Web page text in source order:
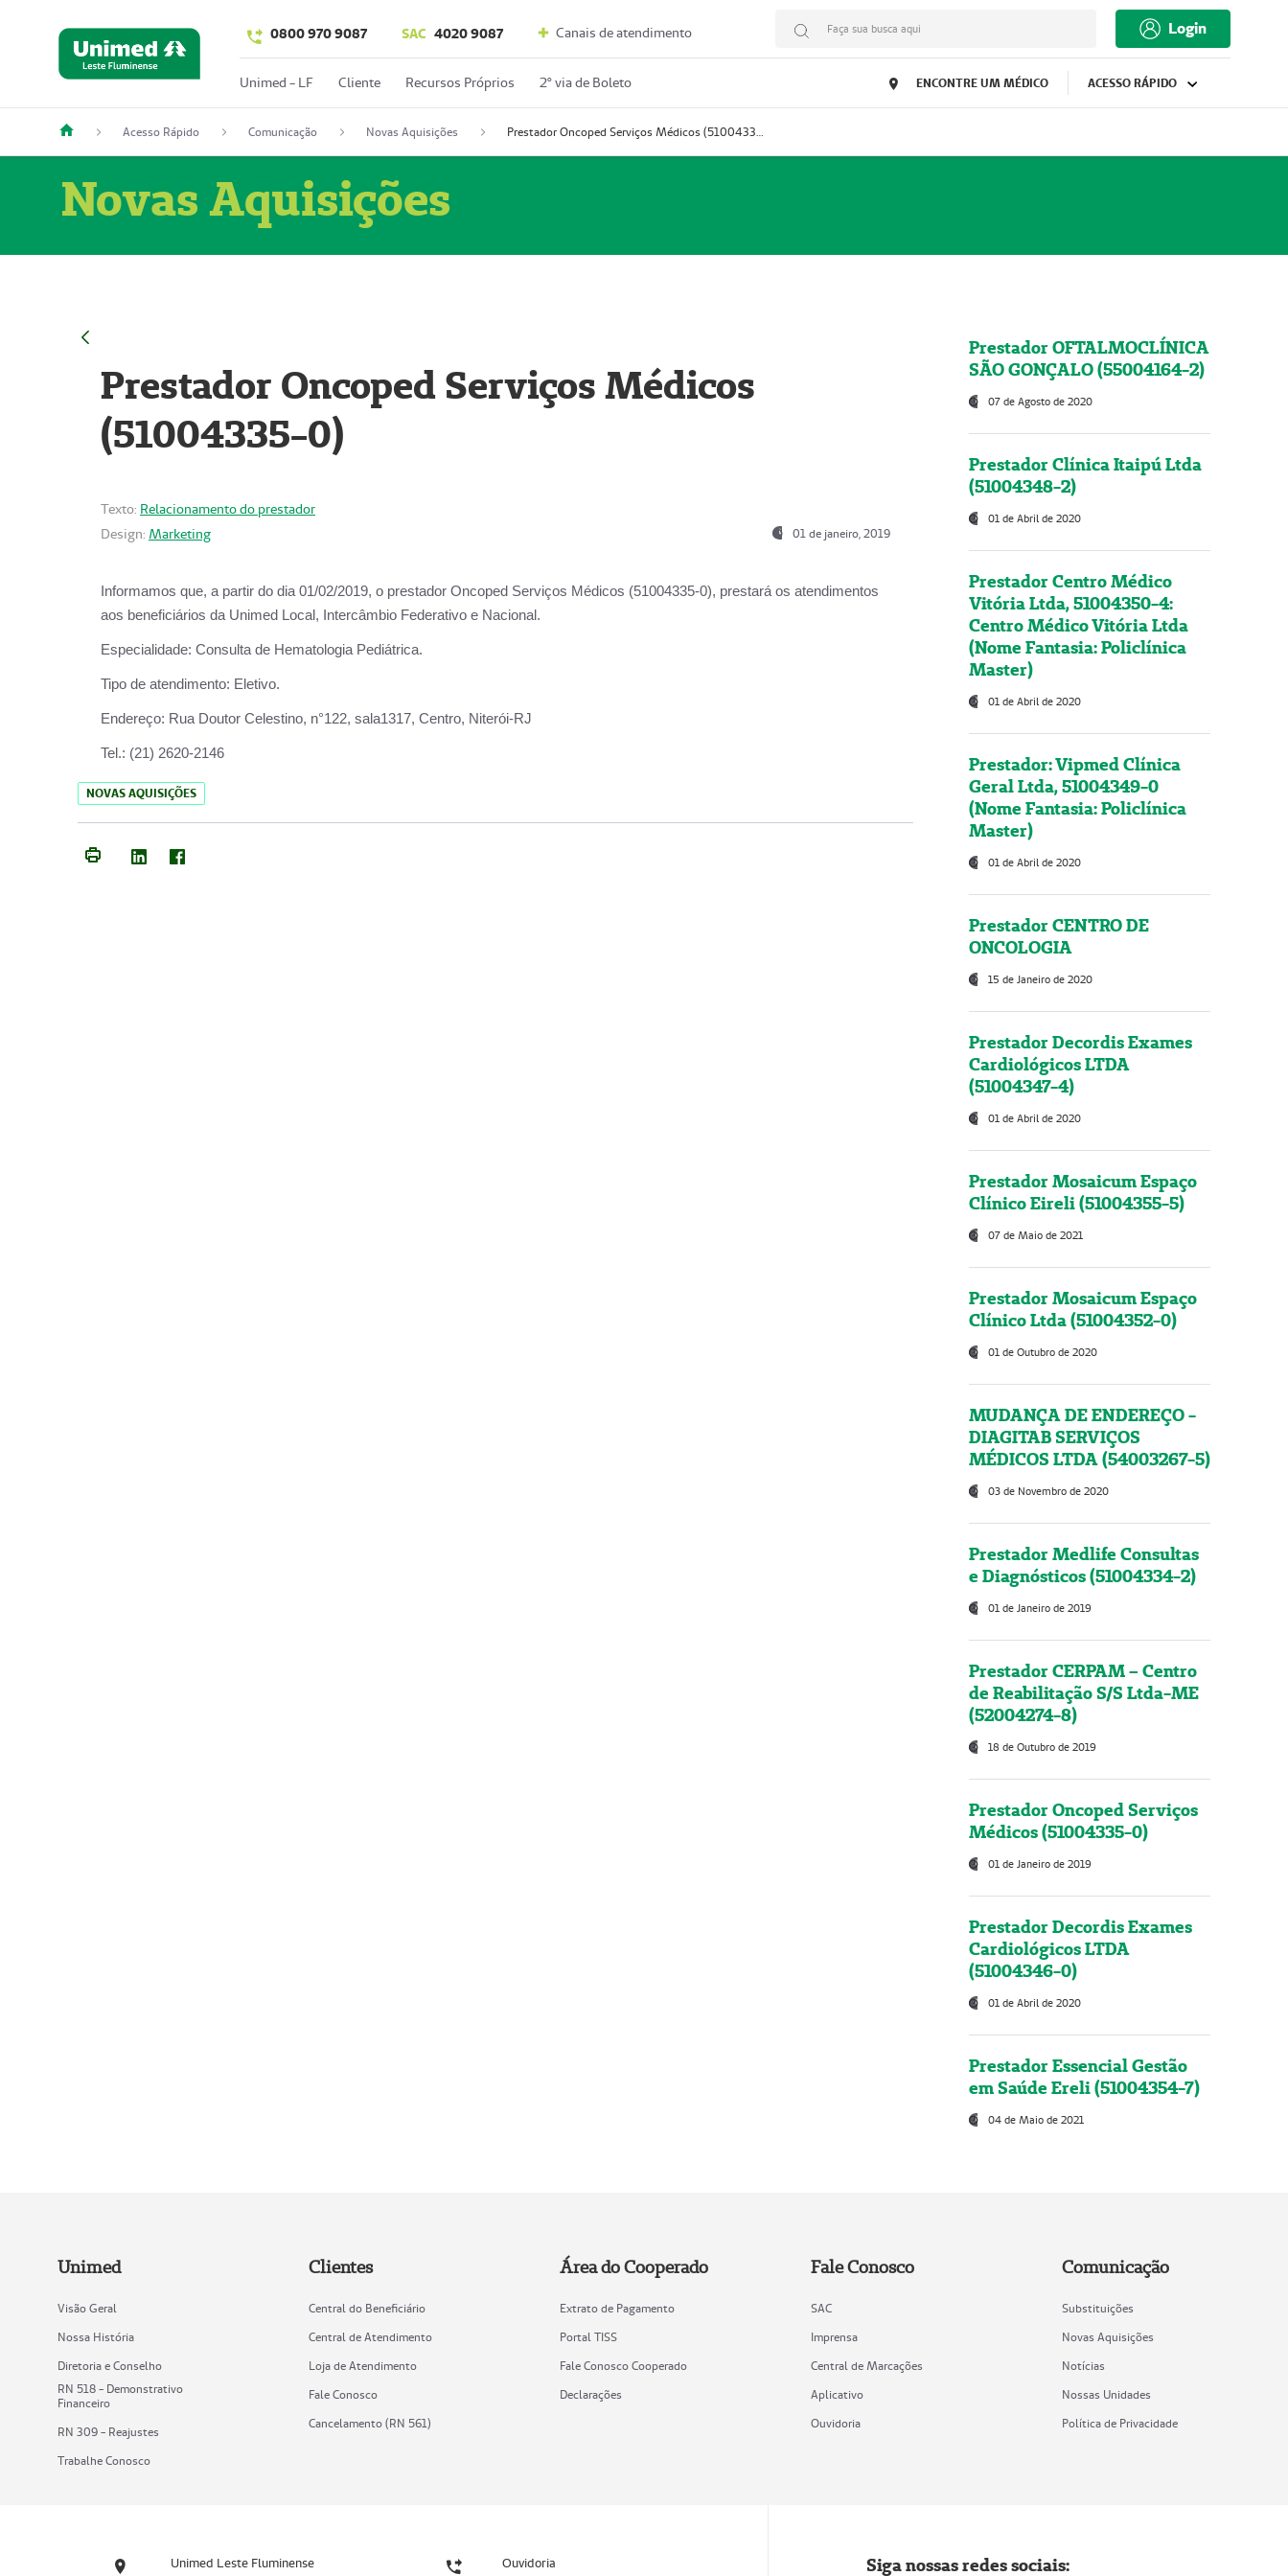
0800 970 9087 SAC 4020 9087 Canais de atendimento Faça sua busca aqui Login
Unimed - LF Cliente Recursos Próprios 2º via de Boleto ENCONTRE UM MÉDICO ACESSO RÁPIDO
Acesso Rápido Comunicação Novas Aquisições Prestador Oncoped Serviços Médicos (51004335-0)
Novas Aquisições
Prestador Oncoped Serviços Médicos
(51004335-0)
Texto: Relacionamento do prestador
Design: Marketing 01 de janeiro, 2019
Informamos que, a partir do dia 01/02/2019, o prestador Oncoped Serviços Médicos (51004335-0), prestará os atendimentos
aos beneficiários da Unimed Local, Intercâmbio Federativo e Nacional.
Especialidade: Consulta de Hematologia Pediátrica.
Tipo de atendimento: Eletivo.
Endereço: Rua Doutor Celestino, n°122, sala1317, Centro, Niterói-RJ
Tel.: (21) 2620-2146
NOVAS AQUISIÇÕES
Prestador OFTALMOCLÍNICA
SÃO GONÇALO (55004164-2)
07 de Agosto de 2020
Prestador Clínica Itaipú Ltda
(51004348-2)
01 de Abril de 2020
Prestador Centro Médico
Vitória Ltda, 51004350-4:
Centro Médico Vitória Ltda
(Nome Fantasia: Policlínica
Master)
01 de Abril de 2020
Prestador: Vipmed Clínica
Geral Ltda, 51004349-0
(Nome Fantasia: Policlínica
Master)
01 de Abril de 2020
Prestador CENTRO DE
ONCOLOGIA
15 de Janeiro de 2020
Prestador Decordis Exames
Cardiológicos LTDA
(51004347-4)
01 de Abril de 2020
Prestador Mosaicum Espaço
Clínico Eireli (51004355-5)
07 de Maio de 2021
Prestador Mosaicum Espaço
Clínico Ltda (51004352-0)
01 de Outubro de 2020
MUDANÇA DE ENDEREÇO -
DIAGITAB SERVIÇOS
MÉDICOS LTDA (54003267-5)
03 de Novembro de 2020
Prestador Medlife Consultas
e Diagnósticos (51004334-2)
01 de Janeiro de 2019
Prestador CERPAM – Centro
de Reabilitação S/S Ltda-ME
(52004274-8)
18 de Outubro de 2019
Prestador Oncoped Serviços
Médicos (51004335-0)
01 de Janeiro de 2019
Prestador Decordis Exames
Cardiológicos LTDA
(51004346-0)
01 de Abril de 2020
Prestador Essencial Gestão
em Saúde Ereli (51004354-7)
04 de Maio de 2021
Unimed
Visão Geral
Nossa História
Diretoria e Conselho
RN 518 - Demonstrativo
Financeiro
RN 309 - Reajustes
Trabalhe Conosco
Clientes
Central do Beneficiário
Central de Atendimento
Loja de Atendimento
Fale Conosco
Cancelamento (RN 561)
Área do Cooperado
Extrato de Pagamento
Portal TISS
Fale Conosco Cooperado
Declarações
Fale Conosco
SAC
Imprensa
Central de Marcações
Aplicativo
Ouvidoria
Comunicação
Substituições
Novas Aquisições
Notícias
Nossas Unidades
Política de Privacidade
Unimed Leste Fluminense Ouvidoria Siga nossas redes sociais: